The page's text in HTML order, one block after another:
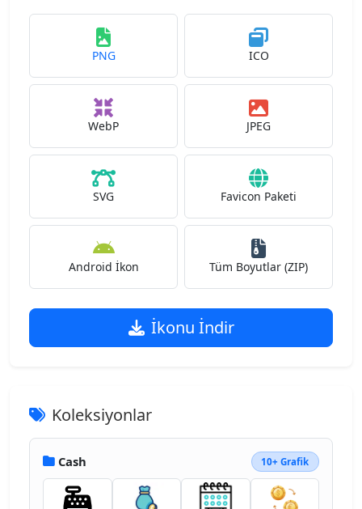
PNG ICO
WebP JPEG
SVG Favicon Paketi
Android İkon Tüm Boyutlar (ZIP)
İkonu İndir
Koleksiyonlar
Cash 10+ Grafik